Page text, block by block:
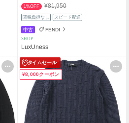
1%OFF ¥81,950
関税負担なし スピード配送
中古 FENDI
SHOP
LuxUness
タイムセール
¥8,000クーポン